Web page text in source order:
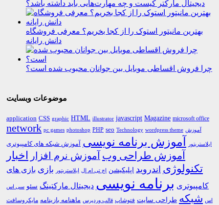
دیجیتال مارکتر کیست و چه مهارت‌هایی باید داشته باشد؟
بهترین مانیتور استوک را از کجا بخریم؟ معرفی فروشگاه
دانش رایانه
چرا فروش اقساطی موبایل بین جوانان محبوب شده است؟
موضوعات وبسایت
application CSS graphic HTML illustrator javascript Magazine microsoft office
network pc games photoshop PHP seo Technology wordpress theme آموزش
ایلاستریتور آموزش برنامه نویسی آموزش شبکه های کامپیوتری
آموزش طراحی وب آموزش نرم افزار اخبار
تکنولوژی اندروید اپلیکیشن اچ تی ام ال ایلاستریتور بازی بازی های
کامپیوتری برنامه نویسی دیجیتال مارکتینگ سئو سی اس
اس شبکه طراحی سایت فتوشاپ قالب وردپرس ماهنامه بازینامه مایکروسافت